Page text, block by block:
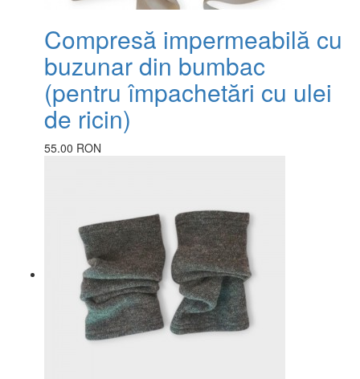
Compresă impermeabilă cu
buzunar din bumbac
(pentru împachetări cu ulei
de ricin)
55.00 RON